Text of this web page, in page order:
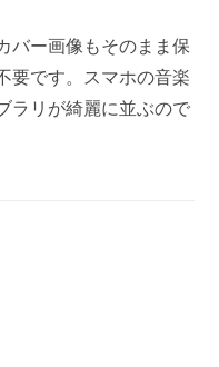
バー画像もそのまま保
要です。スマホの音楽
ラリが綺麗に並ぶので